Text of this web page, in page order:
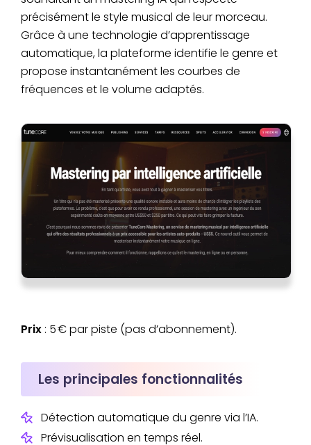
précisément le style musical de leur morceau.
Grâce à une technologie d’apprentissage
automatique, la plateforme identifie le genre et
propose instantanément les courbes de
fréquences et le volume adaptés.
Prix : 5 € par piste (pas d’abonnement).
Les principales fonctionnalités
Détection automatique du genre via l’IA.
Prévisualisation en temps réel.